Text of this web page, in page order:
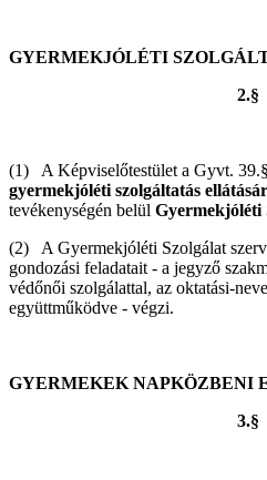
GYERMEKJÓLÉTI
2.§
(1) A Képviselőtestület a Gyvt.
gyermekjóléti szolgáltatás
tevékenységén belül Gyermekjóléti
(2) A Gyermekjóléti Szolgálat
gondozási feladatait - a jegyző
védőnői szolgálattal, az oktatási-
együttműködve - végzi.
GYERMEKEK NAPKÖZBENI
3.§